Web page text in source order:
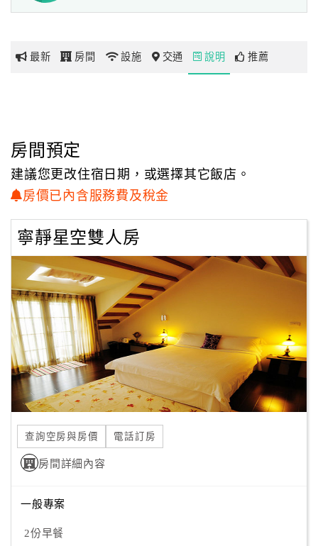
玩
地
圖
顧
務
顧
客
滿
意
度
訂
單
管
理
員
而珊瑚對我們前面的這片海，是多到數不清的，
可以讓人在海上遊玩.來一個海上活動，也可以做石滬，
岸邊的聲音，
晚上還可以一邊喝著冰涼的啤酒或飲料，一邊望著滿天的星
光，
壽興跟我最終是希望讓每一個來的朋友，都能輕輕鬆鬆，放
開心懷！
把這邊當做自己的家，輕鬆又自在，來到這就不想回家
嚕！！！也希望能讓大家更加認識澎湖～
最新 房間 設施 交通 說明 推薦
房間預定
建議您更改住宿日期，或選擇其它飯店。
房價已內含服務費及稅金
寧靜星空雙人房
查詢空房與房價 電話訂房
房間詳細內容
一般專案
2份早餐